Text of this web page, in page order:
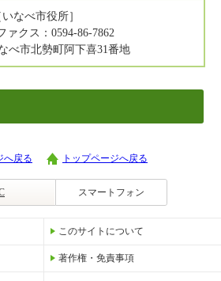
いなべ市役所］
ァクス：0594-86-7862
べ市北勢町阿下喜31番地
へ戻る トップページへ戻る
スマートフォン
このサイトについて
著作権・免責事項